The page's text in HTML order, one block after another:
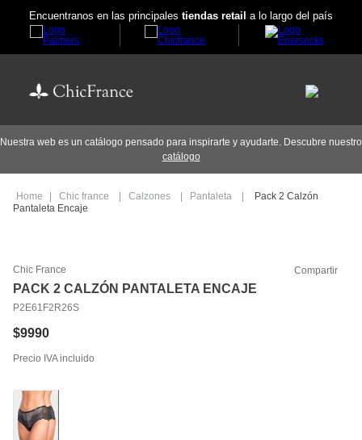
Encuentranos en las principales tiendas retail a lo largo del país
Nuestra web es un catálogo pensado para inspirarte y ayudarte. Descubre nuestro
catálogo
Chic france Calzones Pantaleta
Pack 2 Calzón
Pantaleta Encaje
Chic France Compartir
PACK 2 CALZÓN PANTALETA ENCAJE
P2E61F2R26S
$9990
Precio IVA incluido